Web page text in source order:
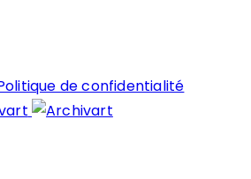
de confidentialité